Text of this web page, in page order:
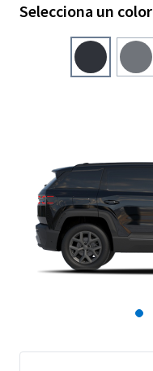
Selecciona un color